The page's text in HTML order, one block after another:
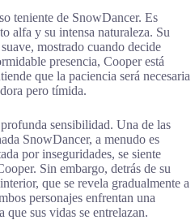
teniente de SnowDancer. Es
alfa y su intensa naturaleza. Su
mostrado cuando decide
presencia, Cooper está
que la paciencia será necesaria
pero tímida.
sensibilidad. Una de las
SnowDancer, a menudo es
por inseguridades, se siente
Sin embargo, detrás de su
que se revela gradualmente a
personajes enfrentan una
que sus vidas se entrelazan.